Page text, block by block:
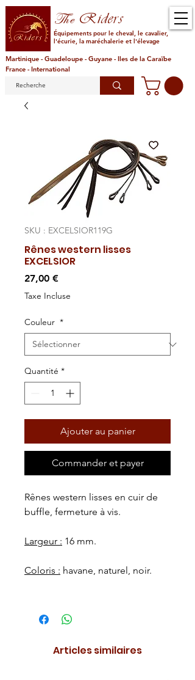
TheRiders
Équipements pour le cheval, le cavalier,
l'écurie, la maréchalerie et l'élevage
Martinique - Guadeloupe - Guyane - Iles de la Caraïbe
France - International
SKU : EXCELSIOR119G
Rênes western lisses
EXCELSIOR
27,00 €Prix
Taxe Incluse
Couleur *
Quantité *
Ajouter au panier
Commander et payer
Rênes western lisses en cuir de
buffle, fermeture à vis.
Largeur : 16 mm.
Coloris : havane, naturel, noir.
Articles similaires